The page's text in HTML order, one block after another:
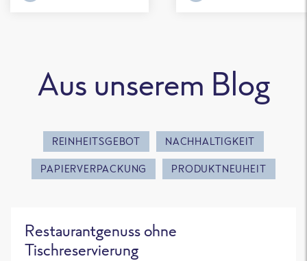
Aus unserem Blog
REINHEITSGEBOT NACHHALTIGKEIT
PAPIERVERPACKUNG PRODUKTNEUHEIT
Restaurantgenuss ohne
Tischreservierung